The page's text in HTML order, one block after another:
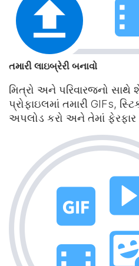
તમારી લાઇબ્રેરી બનાવો
મિત્રો અને પરિવારજનો સાથે
પ્રોફાઇલમાં તમારી GIFs,
અપલોડ કરો અને તેમાં ફેરફાર